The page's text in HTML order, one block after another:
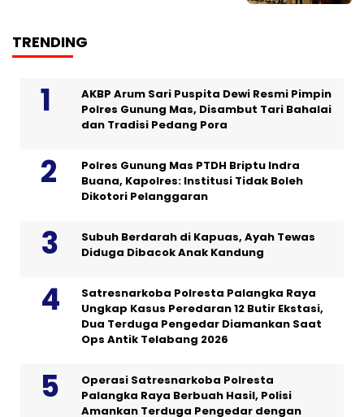
TRENDING
AKBP Arum Sari Puspita Dewi Resmi Pimpin
Polres Gunung Mas, Disambut Tari Bahalai
dan Tradisi Pedang Pora
Polres Gunung Mas PTDH Briptu Indra
Buana, Kapolres: Institusi Tidak Boleh
Dikotori Pelanggaran
Subuh Berdarah di Kapuas, Ayah Tewas
Diduga Dibacok Anak Kandung
Satresnarkoba Polresta Palangka Raya
Ungkap Kasus Peredaran 12 Butir Ekstasi,
Dua Terduga Pengedar Diamankan Saat
Ops Antik Telabang 2026
Operasi Satresnarkoba Polresta
Palangka Raya Berbuah Hasil, Polisi
Amankan Terduga Pengedar dengan